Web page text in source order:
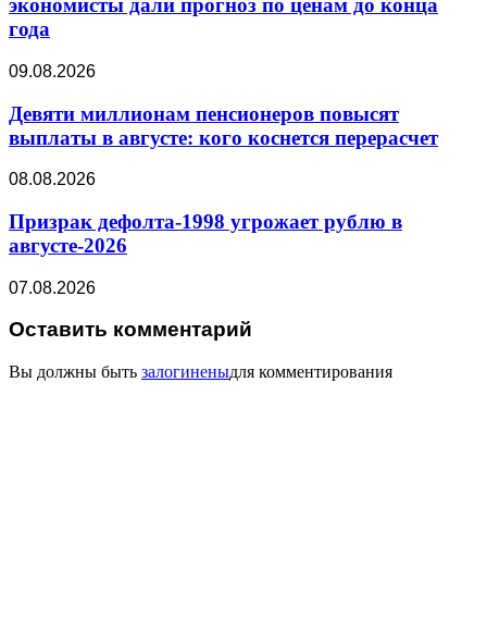
экономисты дали прогноз по ценам до конца
года
09.08.2026
Девяти миллионам пенсионеров повысят
выплаты в августе: кого коснется перерасчет
08.08.2026
Призрак дефолта-1998 угрожает рублю в
августе-2026
07.08.2026
Оставить комментарий
Вы должны быть залогиненыдля комментирования